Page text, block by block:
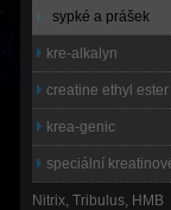
sypké a prášek
kre-alkalyn
creatine ethyl ester
krea-genic
speciální
Nitrix, Tribulus, HMB